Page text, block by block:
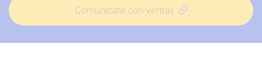
Comunícate con ventas